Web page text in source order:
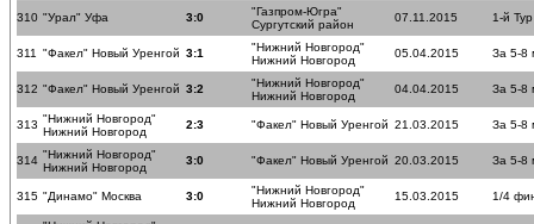
310 "Урал" Уфа 3:0
"Газпром-Югра"
Сургутский район
07.11.2015 1-й Тур
311 "Факел" Новый Уренгой 3:1
"Нижний Новгород"
Нижний Новгород
05.04.2015 За 5-8
312 "Факел" Новый Уренгой 3:2
"Нижний Новгород"
Нижний Новгород
04.04.2015 За 5-8
313 "Нижний Новгород"
Нижний Новгород
2:3 "Факел" Новый Уренгой 21.03.2015 За 5-8
314 "Нижний Новгород"
Нижний Новгород
3:0 "Факел" Новый Уренгой 20.03.2015 За 5-8
315 "Динамо" Москва 3:0
"Нижний Новгород"
Нижний Новгород
15.03.2015 1/4